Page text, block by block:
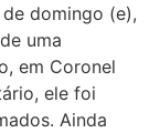
domingo (e),
uma
em Coronel
ele foi
Ainda